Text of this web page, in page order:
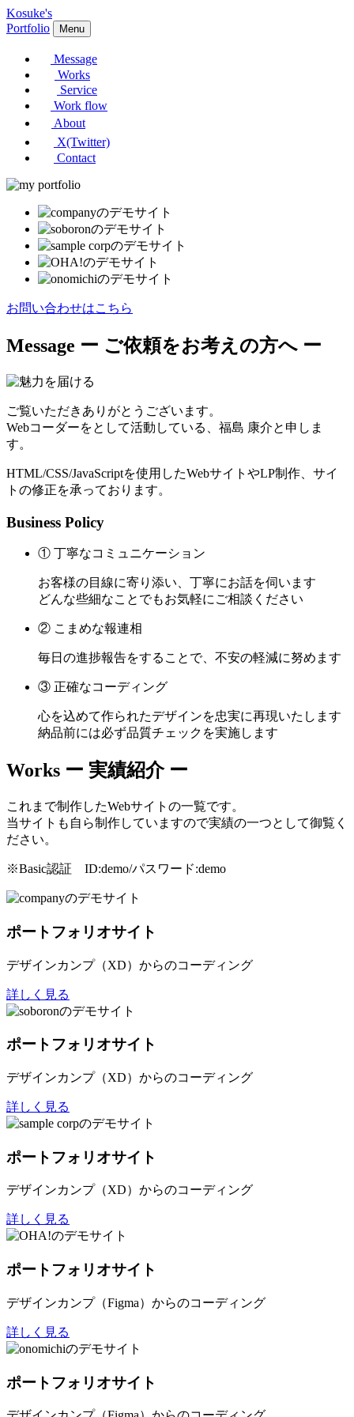
Kosuke's
Portfolio
Menu
Message
Works
Service
Work flow
About
X(Twitter)
Contact
お問い合わせはこちら
Message ー ご依頼をお考えの方へ ー
ご覧いただきありがとうございます。
Webコーダーをとして活動している、福島 康介と申しま
す。
HTML/CSS/JavaScriptを使用したWebサイトやLP制作、サイ
トの修正を承っております。
Business Policy
① 丁寧なコミュニケーション
お客様の目線に寄り添い、丁寧にお話を伺います
どんな些細なことでもお気軽にご相談ください
② こまめな報連相
毎日の進捗報告をすることで、不安の軽減に努めます
③ 正確なコーディング
心を込めて作られたデザインを忠実に再現いたします
納品前には必ず品質チェックを実施します
Works ー 実績紹介 ー
これまで制作したWebサイトの一覧です。
当サイトも自ら制作していますので実績の一つとして御覧く
ださい。
※Basic認証 ID:demo/パスワード:demo
ポートフォリオサイト
デザインカンプ（XD）からのコーディング
詳しく見る
ポートフォリオサイト
デザインカンプ（XD）からのコーディング
詳しく見る
ポートフォリオサイト
デザインカンプ（XD）からのコーディング
詳しく見る
ポートフォリオサイト
デザインカンプ（Figma）からのコーディング
詳しく見る
ポートフォリオサイト